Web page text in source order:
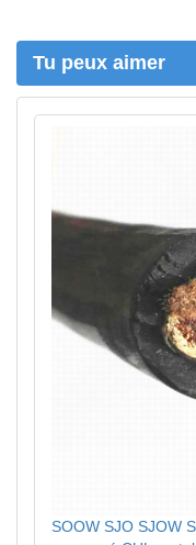
r
Tu peux aimer
SOOW SJO SJOW